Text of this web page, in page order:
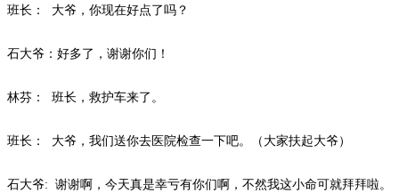
班长： 大爷，你现在好点了吗？
石大爷：好多了，谢谢你们！
林芬： 班长，救护车来了。
班长： 大爷，我们送你去医院检查一下吧。（大家扶起大爷）
石大爷: 谢谢啊，今天真是幸亏有你们啊，不然我这小命可就拜拜啦。